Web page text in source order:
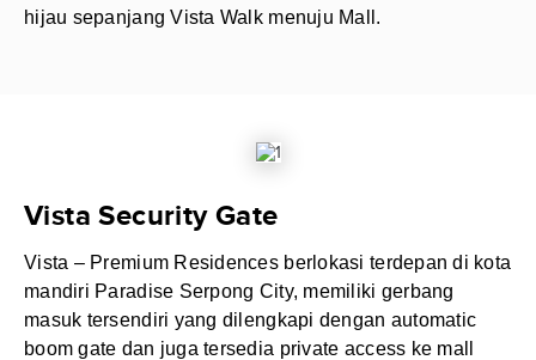
hijau sepanjang Vista Walk menuju Mall.
Vista Security Gate
Vista – Premium Residences berlokasi terdepan di kota
mandiri Paradise Serpong City, memiliki gerbang
masuk tersendiri yang dilengkapi dengan automatic
boom gate dan juga tersedia private access ke mall